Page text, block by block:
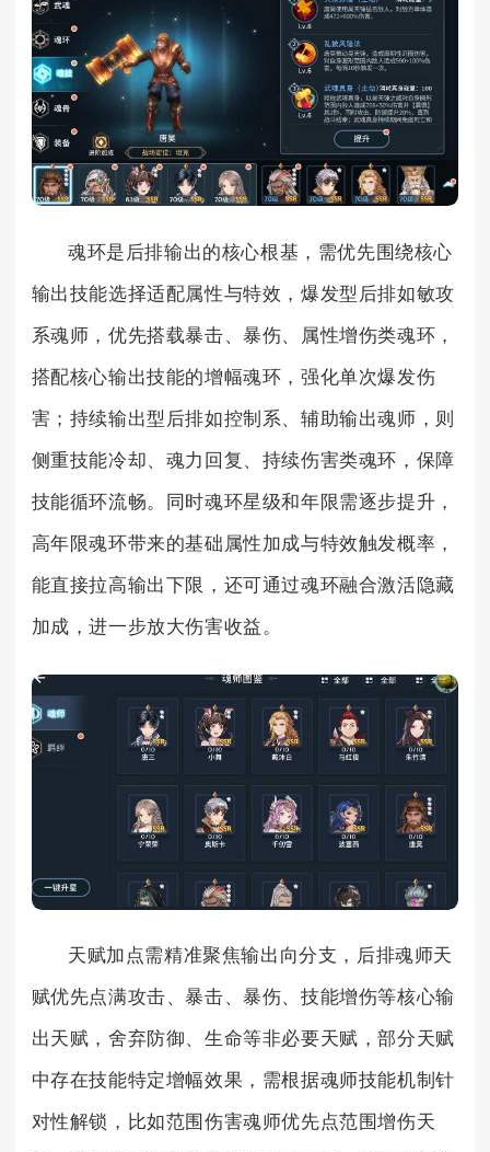
魂环是后排输出的核心根基，需优先围绕核心
输出技能选择适配属性与特效，爆发型后排如敏攻
系魂师，优先搭载暴击、暴伤、属性增伤类魂环，
搭配核心输出技能的增幅魂环，强化单次爆发伤
害；持续输出型后排如控制系、辅助输出魂师，则
侧重技能冷却、魂力回复、持续伤害类魂环，保障
技能循环流畅。同时魂环星级和年限需逐步提升，
高年限魂环带来的基础属性加成与特效触发概率，
能直接拉高输出下限，还可通过魂环融合激活隐藏
加成，进一步放大伤害收益。
天赋加点需精准聚焦输出向分支，后排魂师天
赋优先点满攻击、暴击、暴伤、技能增伤等核心输
出天赋，舍弃防御、生命等非必要天赋，部分天赋
中存在技能特定增幅效果，需根据魂师技能机制针
对性解锁，比如范围伤害魂师优先点范围增伤天